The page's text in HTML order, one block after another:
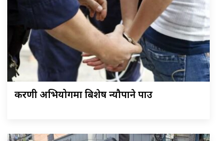
करणी अभियोगमा बिशेष न्यौपाने पक्राउ